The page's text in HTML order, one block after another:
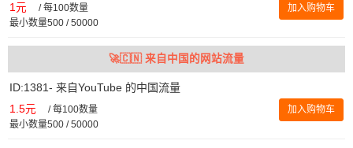
1元 /每100数量
最小数量500 / 50000
加入购物车
🚀🇨🇳 来自中国的网站流量
ID:1381- 来自YouTube 的中国流量
1.5元 /每100数量
最小数量500 / 50000
加入购物车